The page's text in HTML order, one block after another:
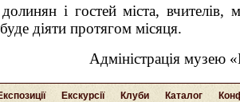
і гостей міста, вчителів,
діяти протягом місяця.
Адміністрація музею
Екскурсії Клуби Каталог